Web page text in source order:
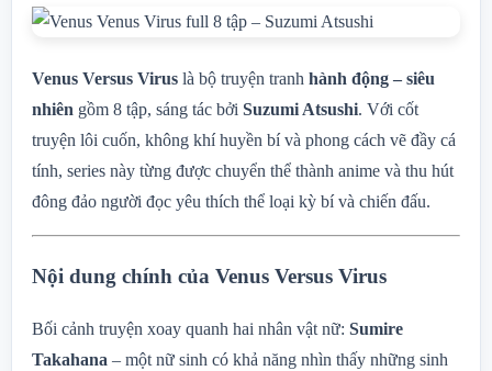
Venus Versus Virus là bộ truyện tranh hành động – siêu
nhiên gồm 8 tập, sáng tác bởi Suzumi Atsushi. Với cốt
truyện lôi cuốn, không khí huyền bí và phong cách vẽ đầy cá
tính, series này từng được chuyển thể thành anime và thu hút
đông đảo người đọc yêu thích thể loại kỳ bí và chiến đấu.
Nội dung chính của Venus Versus Virus
Bối cảnh truyện xoay quanh hai nhân vật nữ: Sumire
Takahana – một nữ sinh có khả năng nhìn thấy những sinh